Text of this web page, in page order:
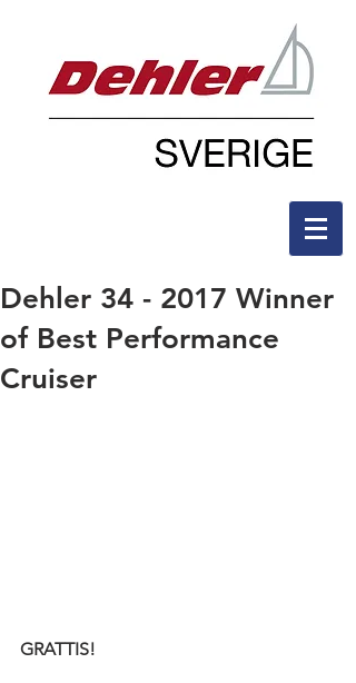
Dehler 34 - 2017 Winner
of Best Performance
Cruiser
GRATTIS!